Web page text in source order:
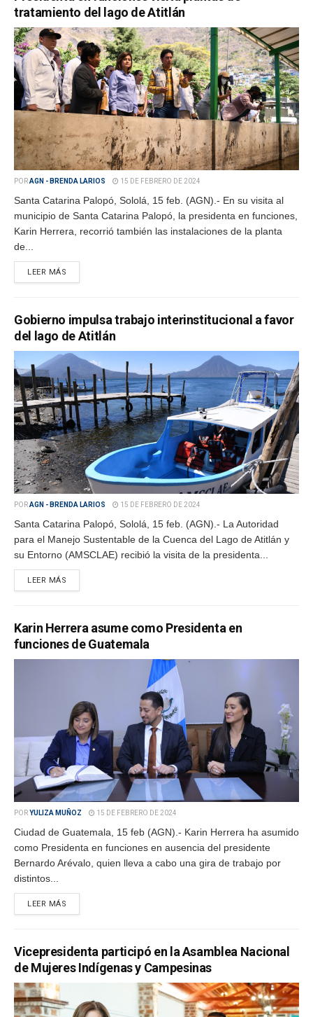
tratamiento del lago de Atitlán
PORAGN - BRENDA LARIOS 15 DE FEBRERO DE 2024
Santa Catarina Palopó, Sololá, 15 feb. (AGN).- En su visita al
municipio de Santa Catarina Palopó, la presidenta en funciones,
Karin Herrera, recorrió también las instalaciones de la planta
de...
LEER MÁS
Gobierno impulsa trabajo interinstitucional a favor
del lago de Atitlán
PORAGN - BRENDA LARIOS 15 DE FEBRERO DE 2024
Santa Catarina Palopó, Sololá, 15 feb. (AGN).- La Autoridad
para el Manejo Sustentable de la Cuenca del Lago de Atitlán y
su Entorno (AMSCLAE) recibió la visita de la presidenta...
LEER MÁS
Karin Herrera asume como Presidenta en
funciones de Guatemala
PORYULIZA MUÑOZ 15 DE FEBRERO DE 2024
Ciudad de Guatemala, 15 feb (AGN).- Karin Herrera ha asumido
como Presidenta en funciones en ausencia del presidente
Bernardo Arévalo, quien lleva a cabo una gira de trabajo por
distintos...
LEER MÁS
Vicepresidenta participó en la Asamblea Nacional
de Mujeres Indígenas y Campesinas